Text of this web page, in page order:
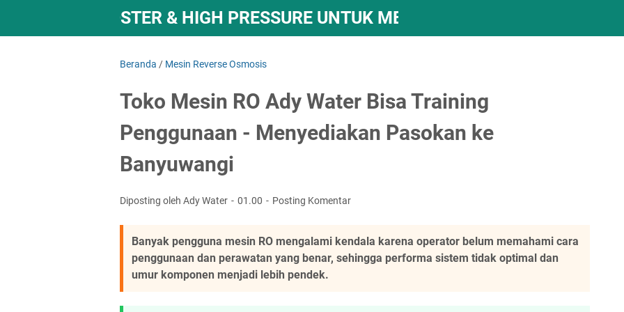
RO BOOSTER & HIGH PRESSURE UNTUK MESIN REVERSE OSMOSIS –
Beranda / Mesin Reverse Osmosis
Toko Mesin RO Ady Water Bisa Training
Penggunaan - Menyediakan Pasokan ke
Banyuwangi
Diposting oleh Ady Water 01.00 Posting Komentar
Banyak pengguna mesin RO mengalami kendala karena operator belum memahami cara
penggunaan dan perawatan yang benar, sehingga performa sistem tidak optimal dan
umur komponen menjadi lebih pendek.